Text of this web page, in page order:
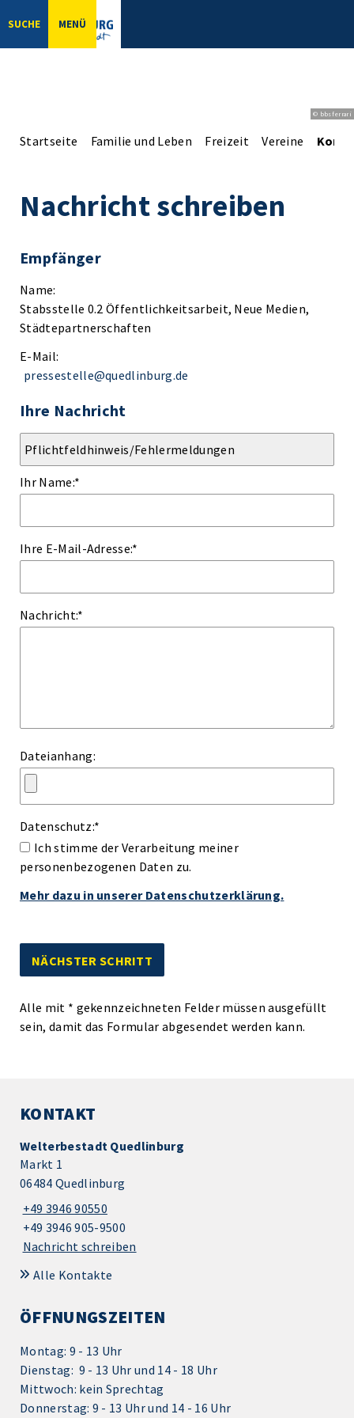
SUCHE MENÜ
© bbsferrari
Startseite Familie und Leben Freizeit Vereine
Nachricht schreiben
Empfänger
Name:
Stabsstelle 0.2 Öffentlichkeitsarbeit, Neue Medien,
Städtepartnerschaften
E-Mail:
pressestelle@quedlinburg.de
Ihre Nachricht
Ihr Name:*
Ihre E-Mail-Adresse:*
Nachricht:*
Dateianhang:
Datenschutz:*
Ich stimme der Verarbeitung meiner
personenbezogenen Daten zu.
Mehr dazu in unserer Datenschutzerklärung.
Alle mit * gekennzeichneten Felder müssen ausgefüllt
sein, damit das Formular abgesendet werden kann.
KONTAKT
Welterbestadt Quedlinburg
Markt 1
06484 Quedlinburg
+49 3946 90550
+49 3946 905-9500
Nachricht schreiben
Alle Kontakte
ÖFFNUNGSZEITEN
Montag: 9 - 13 Uhr
Dienstag: 9 - 13 Uhr und 14 - 18 Uhr
Mittwoch: kein Sprechtag
Donnerstag: 9 - 13 Uhr und 14 - 16 Uhr